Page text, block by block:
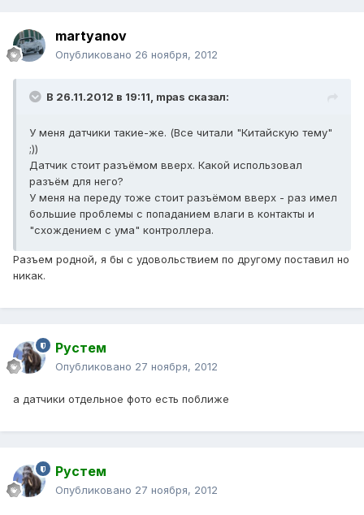
martyanov
Опубликовано 26 ноября, 2012
В 26.11.2012 в 19:11, mpas сказал:
У меня датчики такие-же. (Все читали "Китайскую тему"
;))
Датчик стоит разъёмом вверх. Какой использовал
разъём для него?
У меня на переду тоже стоит разъёмом вверх - раз имел
большие проблемы с попаданием влаги в контакты и
"схождением с ума" контроллера.
Разъем родной, я бы с удовольствием по другому поставил но
никак.
Рустем
Опубликовано 27 ноября, 2012
а датчики отдельное фото есть поближе
Рустем
Опубликовано 27 ноября, 2012